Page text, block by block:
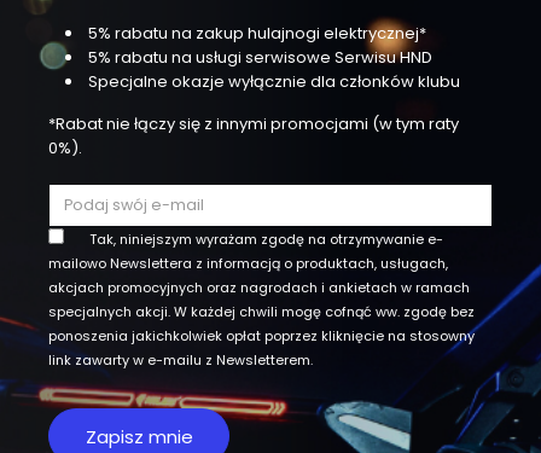
5% rabatu na zakup hulajnogi elektrycznej*
5% rabatu na usługi serwisowe Serwisu HND
Specjalne okazje wyłącznie dla członków klubu
*Rabat nie łączy się z innymi promocjami (w tym raty
0%).
Tak, niniejszym wyrażam zgodę na otrzymywanie e-
mailowo Newslettera z informacją o produktach, usługach,
akcjach promocyjnych oraz nagrodach i ankietach w ramach
specjalnych akcji. W każdej chwili mogę cofnąć ww. zgodę bez
ponoszenia jakichkolwiek opłat poprzez kliknięcie na stosowny
link zawarty w e-mailu z Newsletterem.